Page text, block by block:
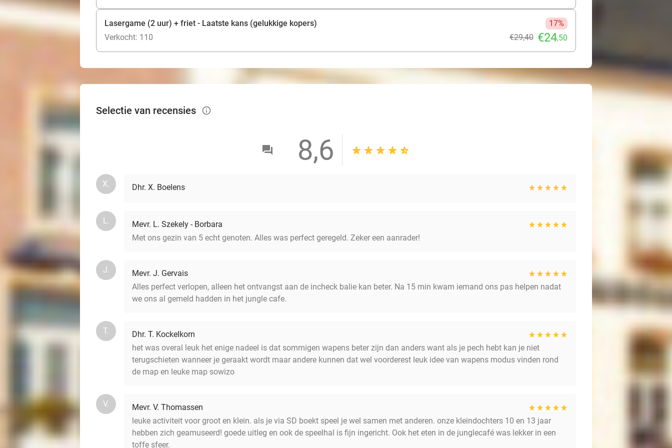
Lasergame (2 uur) + friet - Laatste kans (gelukkige kopers)
17%
Verkocht: 110
€29,40 €24,50
Selectie van recensies info_outlined
8,6
X. Dhr. X. Boelens
L.
Mevr. L. Szekely - Borbara
Met ons gezin van 5 echt genoten. Alles was perfect geregeld. Zeker een aanrader!
J.
Mevr. J. Gervais
Alles perfect verlopen, alleen het ontvangst aan de incheck balie kan beter. Na 15 min kwam iemand ons pas helpen nadat
we ons al gemeld hadden in het jungle cafe.
T.
Dhr. T. Kockelkorn
het was overal leuk het enige nadeel is dat sommigen wapens beter zijn dan anders want als je pech hebt kan je niet
terugschieten wanneer je geraakt wordt maar andere kunnen dat wel voorderest leuk idee van wapens modus vinden rond
de map en leuke map sowizo
V.
Mevr. V. Thomassen
leuke activiteit voor groot en klein. als je via SD boekt speel je wel samen met anderen. onze kleindochters 10 en 13 jaar
hebben zich geamuseerd! goede uitleg en ook de speelhal is fijn ingericht. Ook het eten in de junglecafé was lekker in een
toffe sfeer.